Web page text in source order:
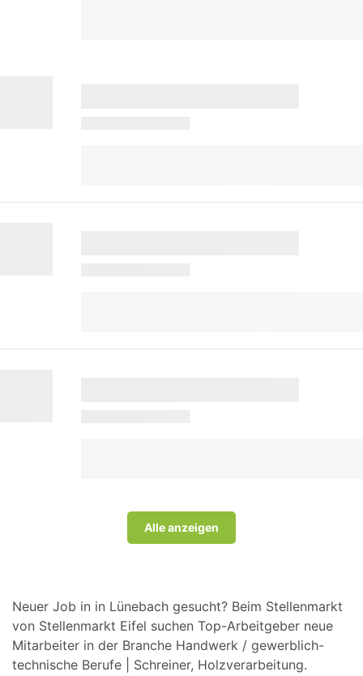
Alle anzeigen
Neuer Job in in Lünebach gesucht? Beim Stellenmarkt
von Stellenmarkt Eifel suchen Top-Arbeitgeber neue
Mitarbeiter in der Branche Handwerk / gewerblich-
technische Berufe | Schreiner, Holzverarbeitung.